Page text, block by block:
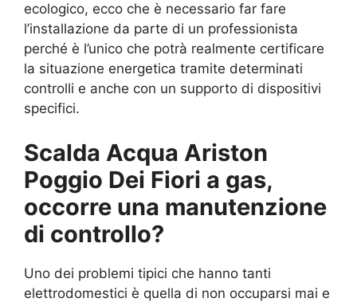
ecologico, ecco che è necessario far fare
l’installazione da parte di un professionista
perché è l’unico che potrà realmente certificare
la situazione energetica tramite determinati
controlli e anche con un supporto di dispositivi
specifici.
Scalda Acqua Ariston
Poggio Dei Fiori a gas,
occorre una manutenzione
di controllo?
Uno dei problemi tipici che hanno tanti
elettrodomestici è quella di non occuparsi mai e